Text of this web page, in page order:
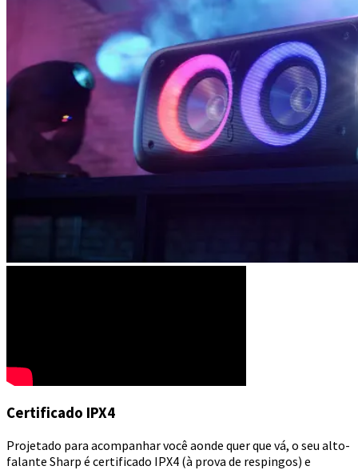
Certificado IPX4
Projetado para acompanhar você aonde quer que vá, o seu alto-
falante Sharp é certificado IPX4 (à prova de respingos) e